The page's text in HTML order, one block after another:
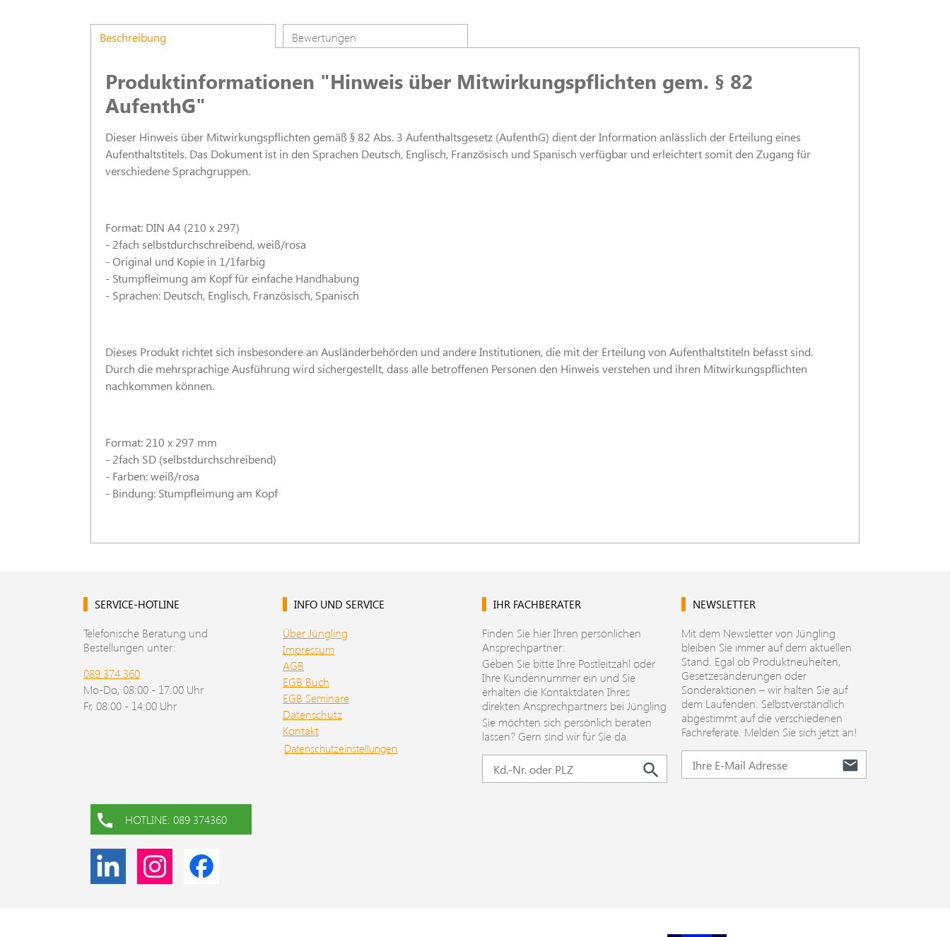
Beschreibung Bewertungen
Produktinformationen "Hinweis über Mitwirkungspflichten gem. § 82
AufenthG"
Dieser Hinweis über Mitwirkungspflichten gemäß § 82 Abs. 3 Aufenthaltsgesetz (AufenthG) dient der Information anlässlich der Erteilung eines
Aufenthaltstitels. Das Dokument ist in den Sprachen Deutsch, Englisch, Französisch und Spanisch verfügbar und erleichtert somit den Zugang für
verschiedene Sprachgruppen.
Format: DIN A4 (210 x 297)
- 2fach selbstdurchschreibend, weiß/rosa
- Original und Kopie in 1/1farbig
- Stumpfleimung am Kopf für einfache Handhabung
- Sprachen: Deutsch, Englisch, Französisch, Spanisch
Dieses Produkt richtet sich insbesondere an Ausländerbehörden und andere Institutionen, die mit der Erteilung von Aufenthaltstiteln befasst sind.
Durch die mehrsprachige Ausführung wird sichergestellt, dass alle betroffenen Personen den Hinweis verstehen und ihren Mitwirkungspflichten
nachkommen können.
Format: 210 x 297 mm
- 2fach SD (selbstdurchschreibend)
- Farben: weiß/rosa
- Bindung: Stumpfleimung am Kopf
SERVICE-HOTLINE
Telefonische Beratung und
Bestellungen unter:
089 374 360
Mo-Do, 08:00 - 17:00 Uhr
Fr, 08:00 - 14:00 Uhr
INFO UND SERVICE
Über Jüngling
Impressum
AGB
EGB Buch
EGB Seminare
Datenschutz
Kontakt
Datenschutzeinstellungen
IHR FACHBERATER
Finden Sie hier Ihren persönlichen
Ansprechpartner:
Geben Sie bitte Ihre Postleitzahl oder
Ihre Kundennummer ein und Sie
erhalten die Kontaktdaten Ihres
direkten Ansprechpartners bei Jüngling
Sie möchten sich persönlich beraten
lassen? Gern sind wir für Sie da.
NEWSLETTER
Mit dem Newsletter von Jüngling
bleiben Sie immer auf dem aktuellen
Stand. Egal ob Produktneuheiten,
Gesetzesänderungen oder
Sonderaktionen – wir halten Sie auf
dem Laufenden. Selbstverständlich
abgestimmt auf die verschiedenen
Fachreferate. Melden Sie sich jetzt an!
HOTLINE: 089 374360